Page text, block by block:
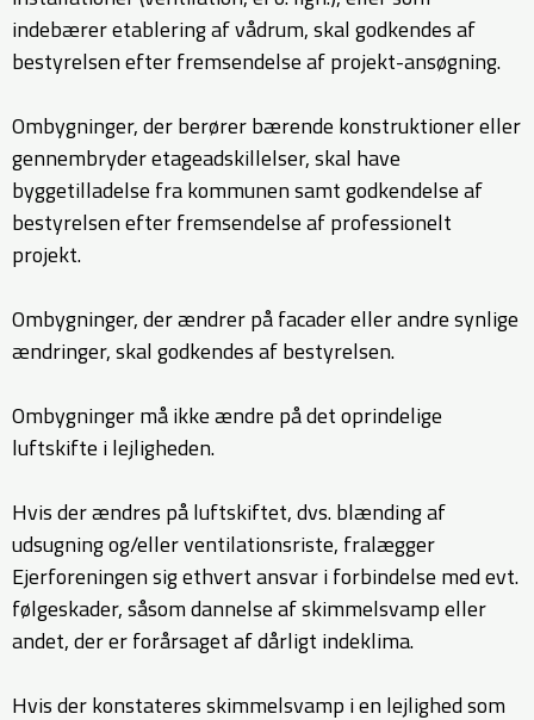
indebærer etablering af vådrum, skal godkendes af
bestyrelsen efter fremsendelse af projekt-ansøgning.
Ombygninger, der berører bærende konstruktioner eller
gennembryder etageadskillelser, skal have
byggetilladelse fra kommunen samt godkendelse af
bestyrelsen efter fremsendelse af professionelt
projekt.
Ombygninger, der ændrer på facader eller andre synlige
ændringer, skal godkendes af bestyrelsen.
Ombygninger må ikke ændre på det oprindelige
luftskifte i lejligheden.
Hvis der ændres på luftskiftet, dvs. blænding af
udsugning og/eller ventilationsriste, fralægger
Ejerforeningen sig ethvert ansvar i forbindelse med evt.
følgeskader, såsom dannelse af skimmelsvamp eller
andet, der er forårsaget af dårligt indeklima.
Hvis der konstateres skimmelsvamp i en lejlighed som